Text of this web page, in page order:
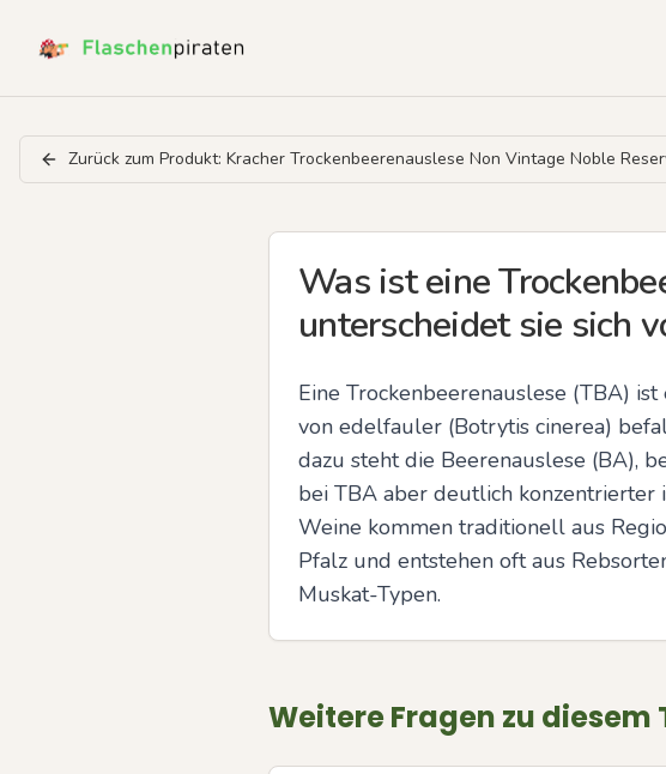
Zurück zum Produkt: Kracher Trockenbeerenauslese Non Vintage Noble
Was ist eine
unterscheidet sie sich
Eine Trockenbeerenauslese (TBA)
von edelfauler (Botrytis cinerea)
dazu steht die Beerenauslese (BA),
bei TBA aber deutlich konzentrierter
Weine kommen traditionell aus
Pfalz und entstehen oft aus
Muskat-Typen.
Weitere Fragen zu diesem